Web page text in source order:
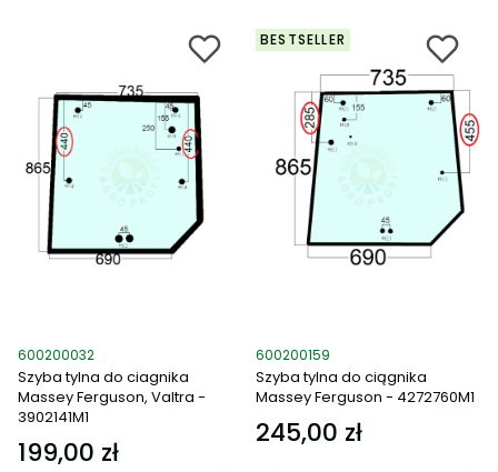
Kod produktu
600200032
Szyba tylna do ciagnika
Massey Ferguson, Valtra -
3902141M1
Cena
199,00 zł
BESTSELLER
Kod produktu
600200159
Szyba tylna do ciągnika
Massey Ferguson - 4272760M1
Cena
245,00 zł